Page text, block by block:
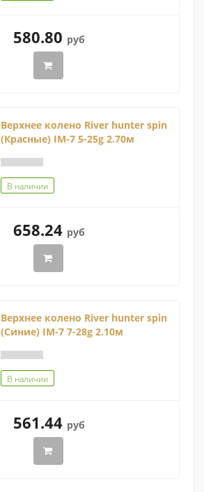
580.80 руб
Верхнее колено River hunter spin
(Красные) IM-7 5-25g 2.70м
В наличии
658.24 руб
Верхнее колено River hunter spin
(Синие) IM-7 7-28g 2.10м
В наличии
561.44 руб